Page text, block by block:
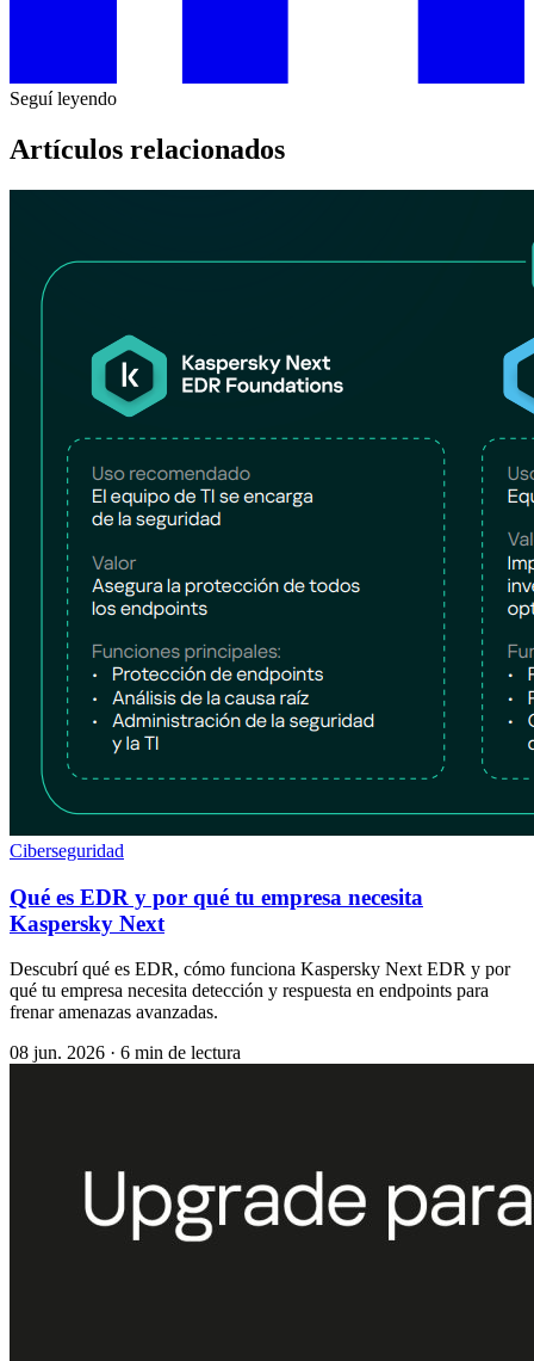
Seguí leyendo
Artículos relacionados
Ciberseguridad
Qué es EDR y por qué tu empresa necesita
Kaspersky Next
Descubrí qué es EDR, cómo funciona Kaspersky Next EDR y por
qué tu empresa necesita detección y respuesta en endpoints para
frenar amenazas avanzadas.
08 jun. 2026 · 6 min de lectura